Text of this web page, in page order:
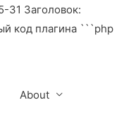
31 Заголовок:
код плагина ```php
About